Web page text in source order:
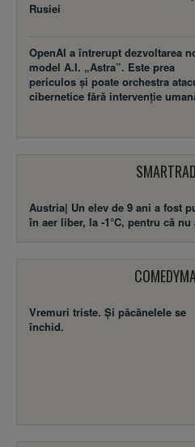
Rusiei
OpenAI a întrerupt dezvoltarea
model A.I. „Astra”. Este prea
periculos și poate orchestra
cibernetice fără intervenție
Austria| Un elev de 9 ani a fost
în aer liber, la -1°C, pentru că nu
Vremuri triste. Şi păcănelele se
închid.